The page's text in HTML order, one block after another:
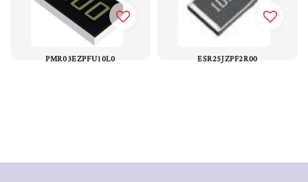
PMR03EZPFU10L0 ESR25JZPF2R00